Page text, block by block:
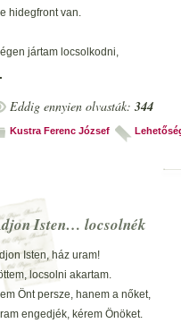
hidegfront van.
jártam locsolkodni,
mennék, látnám, macska
korban, mások sem járnak
a fiúkat, ezen kell
kezed úgyis már reszketne
kik látnák, nem tudnák mire vélni…
kezed, jóra nem késztetne,
kik várnák, nem tudnád locsolni…
Eddig ennyien olvasták: 344
Kustra Ferenc József
Isten… locsolnék
Isten, ház uram!
locsolni akartam.
Önt persze, hanem a nőket,
engedjék, kérem Önöket.